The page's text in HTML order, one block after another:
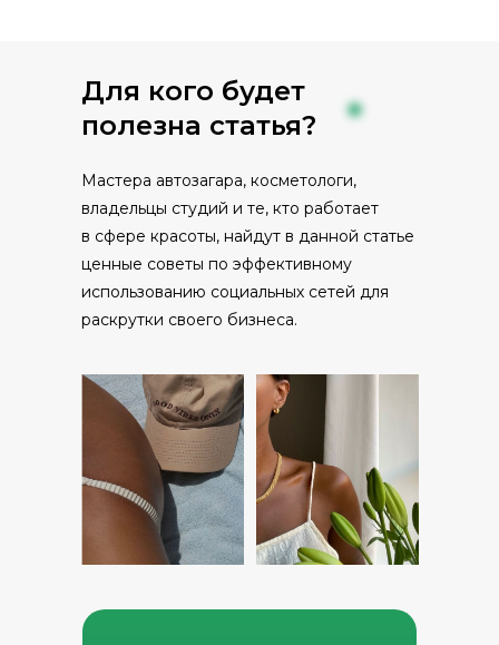
Для кого будет
полезна статья?
Мастера автозагара, косметологи,
владельцы студий и те, кто работает
в сфере красоты, найдут в данной статье
ценные советы по эффективному
использованию социальных сетей для
раскрутки своего бизнеса.